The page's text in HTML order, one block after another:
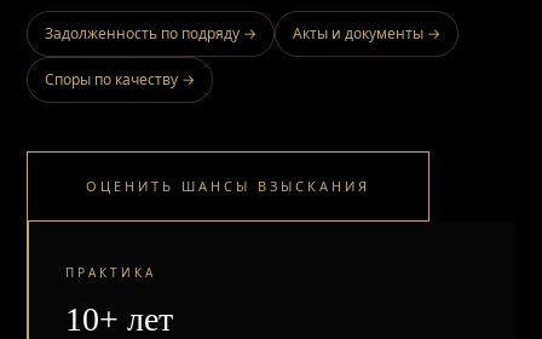
Задолженность по подряду → Акты и документы →
Споры по качеству →
ОЦЕНИТЬ ШАНСЫ ВЗЫСКАНИЯ
ПРАКТИКА
10+ лет